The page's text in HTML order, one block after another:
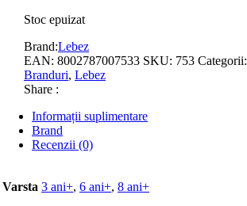
Stoc epuizat
Brand:Lebez
EAN: 8002787007533 SKU: 753 Categorii:
Branduri, Lebez
Share :
Informații suplimentare
Brand
Recenzii (0)
Varsta 3 ani+, 6 ani+, 8 ani+